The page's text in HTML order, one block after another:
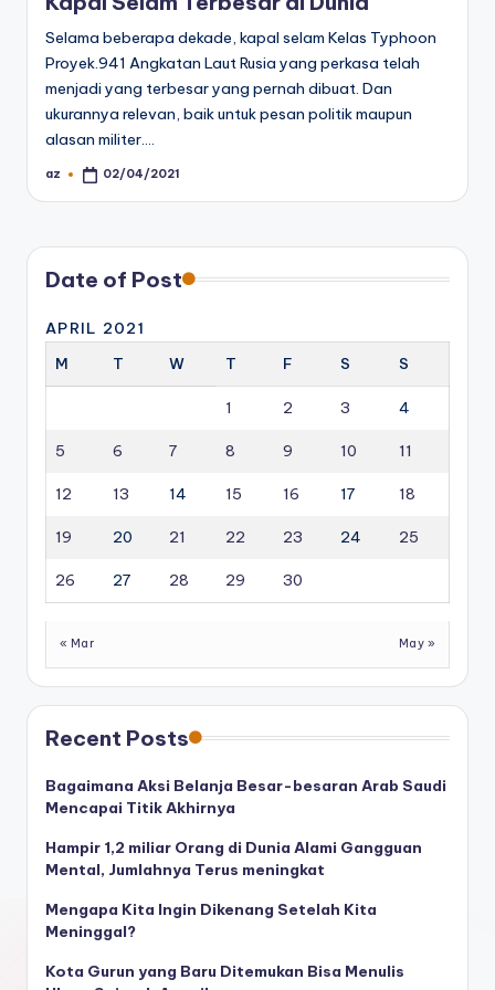
Selama beberapa dekade, kapal selam Kelas Typhoon
Proyek.941 Angkatan Laut Rusia yang perkasa telah
menjadi yang terbesar yang pernah dibuat. Dan
ukurannya relevan, baik untuk pesan politik maupun
alasan militer.…
Posted
az 02/04/2021
Date of Post
APRIL 2021
M
T W T F S S
1 2 3 4
5 6 7 8 9 10 11
12 13 14 15 16 17 18
19 20 21 22 23 24 25
26 27 28 29 30
« Mar May »
Recent Posts
Bagaimana Aksi Belanja Besar-besaran Arab Saudi
Mencapai Titik Akhirnya
Hampir 1,2 miliar Orang di Dunia Alami Gangguan
Mental, Jumlahnya Terus meningkat
Mengapa Kita Ingin Dikenang Setelah Kita
Meninggal?
Kota Gurun yang Baru Ditemukan Bisa Menulis